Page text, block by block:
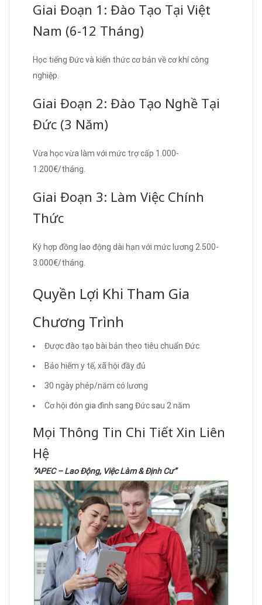
Giai Đoạn 1: Đào Tạo Tại Việt
Nam (6-12 Tháng)
Học tiếng Đức và kiến thức cơ bản về cơ khí công
nghiệp.
Giai Đoạn 2: Đào Tạo Nghề Tại
Đức (3 Năm)
Vừa học vừa làm với mức trợ cấp 1.000-
1.200€/tháng.
Giai Đoạn 3: Làm Việc Chính
Thức
Ký hợp đồng lao động dài hạn với mức lương 2.500-
3.000€/tháng.
Quyền Lợi Khi Tham Gia
Chương Trình
Được đào tạo bài bản theo tiêu chuẩn Đức
Bảo hiểm y tế, xã hội đầy đủ
30 ngày phép/năm có lương
Cơ hội đón gia đình sang Đức sau 2 năm
Mọi Thông Tin Chi Tiết Xin Liên
Hệ
“APEC – Lao Động, Việc Làm & Định Cư”